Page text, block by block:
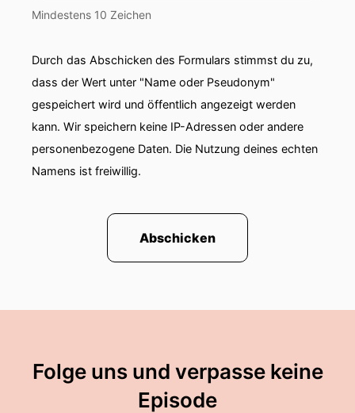
Mindestens 10 Zeichen
Durch das Abschicken des Formulars stimmst du zu,
dass der Wert unter "Name oder Pseudonym"
gespeichert wird und öffentlich angezeigt werden
kann. Wir speichern keine IP-Adressen oder andere
personenbezogene Daten. Die Nutzung deines echten
Namens ist freiwillig.
Abschicken
Folge uns und verpasse keine
Episode